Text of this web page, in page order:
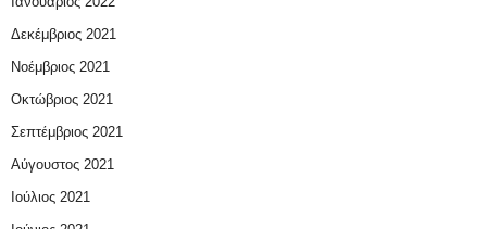
Δεκέμβριος 2021
Νοέμβριος 2021
Οκτώβριος 2021
Σεπτέμβριος 2021
Αύγουστος 2021
Ιούλιος 2021